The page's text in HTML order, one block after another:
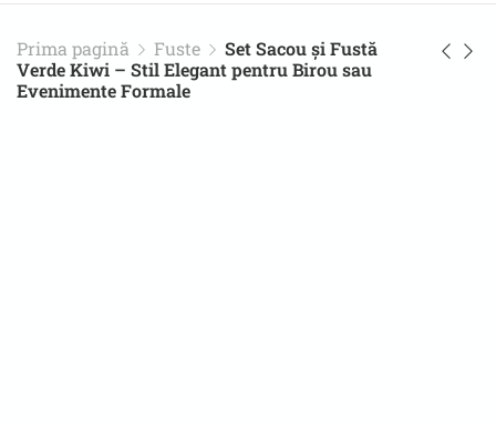
Prima pagină Fuste
Set Sacou și Fustă
Verde Kiwi – Stil Elegant pentru Birou sau
Evenimente Formale